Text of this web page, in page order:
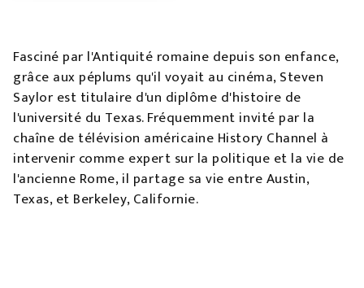
Fasciné par l'Antiquité romaine depuis son enfance,
grâce aux péplums qu'il voyait au cinéma, Steven
Saylor est titulaire d'un diplôme d'histoire de
l'université du Texas. Fréquemment invité par la
chaîne de télévision américaine History Channel à
intervenir comme expert sur la politique et la vie de
l'ancienne Rome, il partage sa vie entre Austin,
Texas, et Berkeley, Californie.